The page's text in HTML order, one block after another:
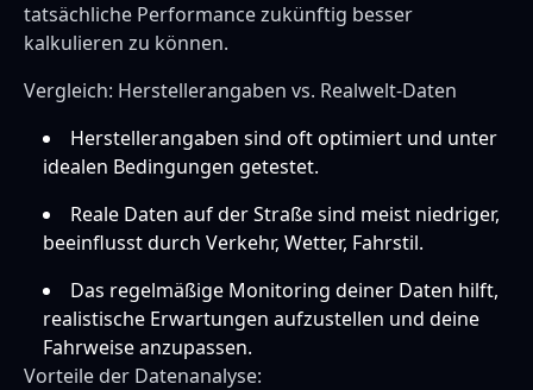
tatsächliche Performance zukünftig besser
kalkulieren zu können.
Vergleich: Herstellerangaben vs. Realwelt-Daten
Herstellerangaben sind oft optimiert und unter
idealen Bedingungen getestet.
Reale Daten auf der Straße sind meist niedriger,
beeinflusst durch Verkehr, Wetter, Fahrstil.
Das regelmäßige Monitoring deiner Daten hilft,
realistische Erwartungen aufzustellen und deine
Fahrweise anzupassen.
Vorteile der Datenanalyse: